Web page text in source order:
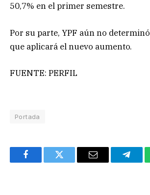
50,7% en el primer semestre.
Por su parte, YPF aún no
que aplicará el nuevo aumento.
FUENTE: PERFIL
Portada
FacebookTwitter Email